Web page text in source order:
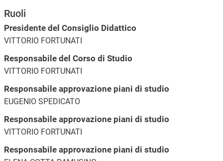
Ruoli
Presidente del Consiglio Didattico
VITTORIO FORTUNATI
Responsabile del Corso di Studio
VITTORIO FORTUNATI
Responsabile approvazione piani di studio
EUGENIO SPEDICATO
Responsabile approvazione piani di studio
VITTORIO FORTUNATI
Responsabile approvazione piani di studio